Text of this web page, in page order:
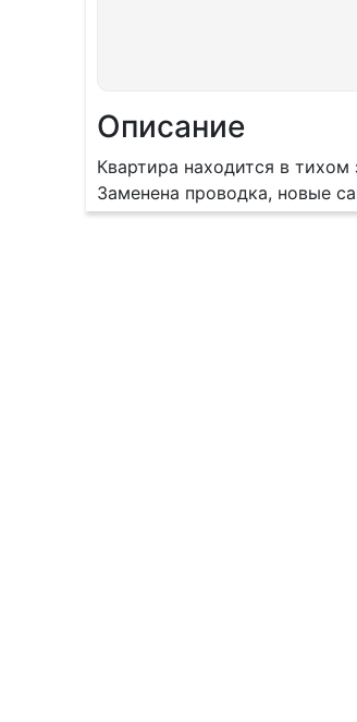
Описание
Квартира находится в
Заменена проводка, новые